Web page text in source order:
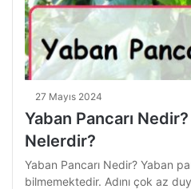
27 Mayıs 2024
Yaban Pancarı
Nelerdir?
Yaban Pancarı Nedir? Yaban
bilmemektedir. Adını çok az